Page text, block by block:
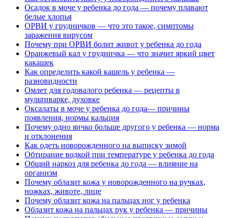
Осадок в моче у ребенка до года — почему плавают
белые хлопья
ОРВИ у грудничков — что это такое, симптомы
заражения вирусом
Почему при ОРВИ болит живот у ребенка до года
Оранжевый кал у грудничка — что значит яркий цвет
какашек
Как определить какой кашель у ребенка —
разновидности
Омлет для годовалого ребенка — рецепты в
мультиварке, духовке
Оксалаты в моче у ребенка до года— причины
появления, нормы кальция
Почему одно яичко больше другого у ребенка — норма
и отклонения
Как одеть новорожденного на выписку зимой
Обтирание водкой при температуре у ребенка до года
Общий наркоз для ребенка до года — влияние на
организм
Почему облазит кожа у новорожденного на ручках,
ножках, животе, лице
Почему облазит кожа на пальцах ног у ребенка
Облазит кожа на пальцах рук у ребенка — причины